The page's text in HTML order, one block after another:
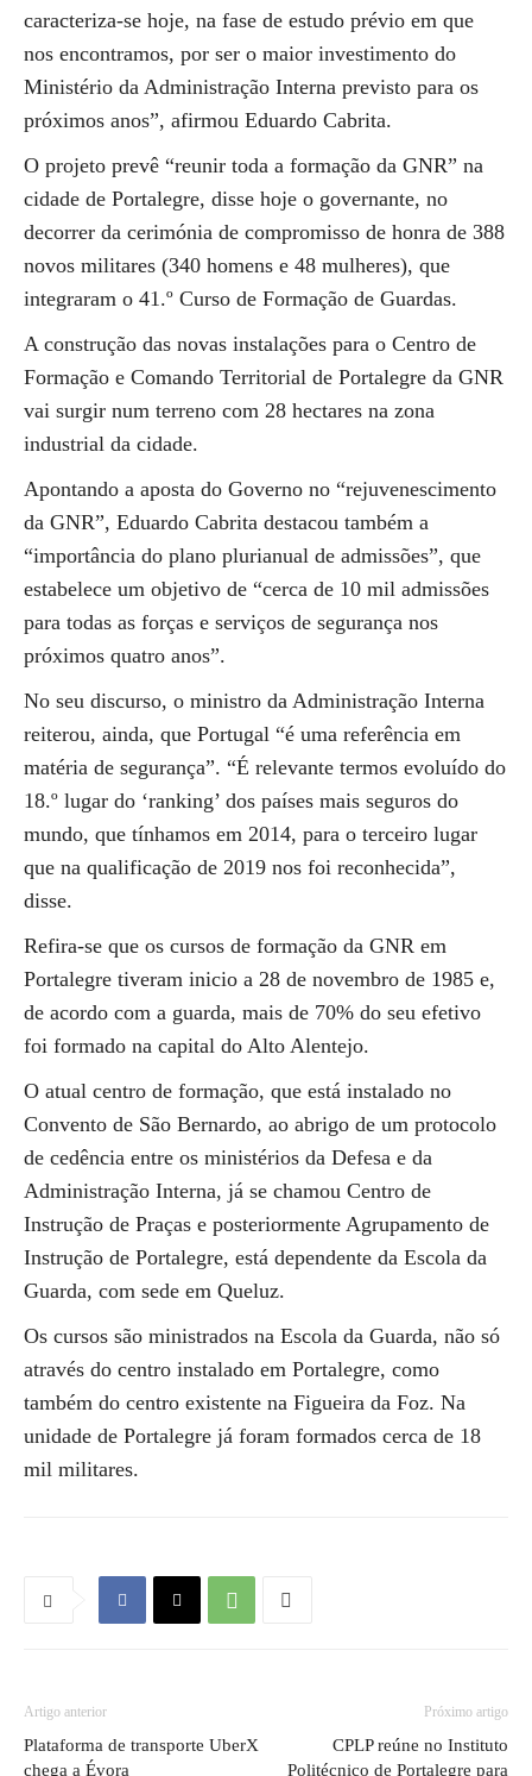
caracteriza-se hoje, na fase de estudo prévio em que
nos encontramos, por ser o maior investimento do
Ministério da Administração Interna previsto para os
próximos anos”, afirmou Eduardo Cabrita.
O projeto prevê “reunir toda a formação da GNR” na
cidade de Portalegre, disse hoje o governante, no
decorrer da cerimónia de compromisso de honra de 388
novos militares (340 homens e 48 mulheres), que
integraram o 41.º Curso de Formação de Guardas.
A construção das novas instalações para o Centro de
Formação e Comando Territorial de Portalegre da GNR
vai surgir num terreno com 28 hectares na zona
industrial da cidade.
Apontando a aposta do Governo no “rejuvenescimento
da GNR”, Eduardo Cabrita destacou também a
“importância do plano plurianual de admissões”, que
estabelece um objetivo de “cerca de 10 mil admissões
para todas as forças e serviços de segurança nos
próximos quatro anos”.
No seu discurso, o ministro da Administração Interna
reiterou, ainda, que Portugal “é uma referência em
matéria de segurança”. “É relevante termos evoluído do
18.º lugar do ‘ranking’ dos países mais seguros do
mundo, que tínhamos em 2014, para o terceiro lugar
que na qualificação de 2019 nos foi reconhecida”,
disse.
Refira-se que os cursos de formação da GNR em
Portalegre tiveram inicio a 28 de novembro de 1985 e,
de acordo com a guarda, mais de 70% do seu efetivo
foi formado na capital do Alto Alentejo.
O atual centro de formação, que está instalado no
Convento de São Bernardo, ao abrigo de um protocolo
de cedência entre os ministérios da Defesa e da
Administração Interna, já se chamou Centro de
Instrução de Praças e posteriormente Agrupamento de
Instrução de Portalegre, está dependente da Escola da
Guarda, com sede em Queluz.
Os cursos são ministrados na Escola da Guarda, não só
através do centro instalado em Portalegre, como
também do centro existente na Figueira da Foz. Na
unidade de Portalegre já foram formados cerca de 18
mil militares.
Artigo anterior
Plataforma de transporte UberX
chega a Évora
Próximo artigo
CPLP reúne no Instituto
Politécnico de Portalegre para